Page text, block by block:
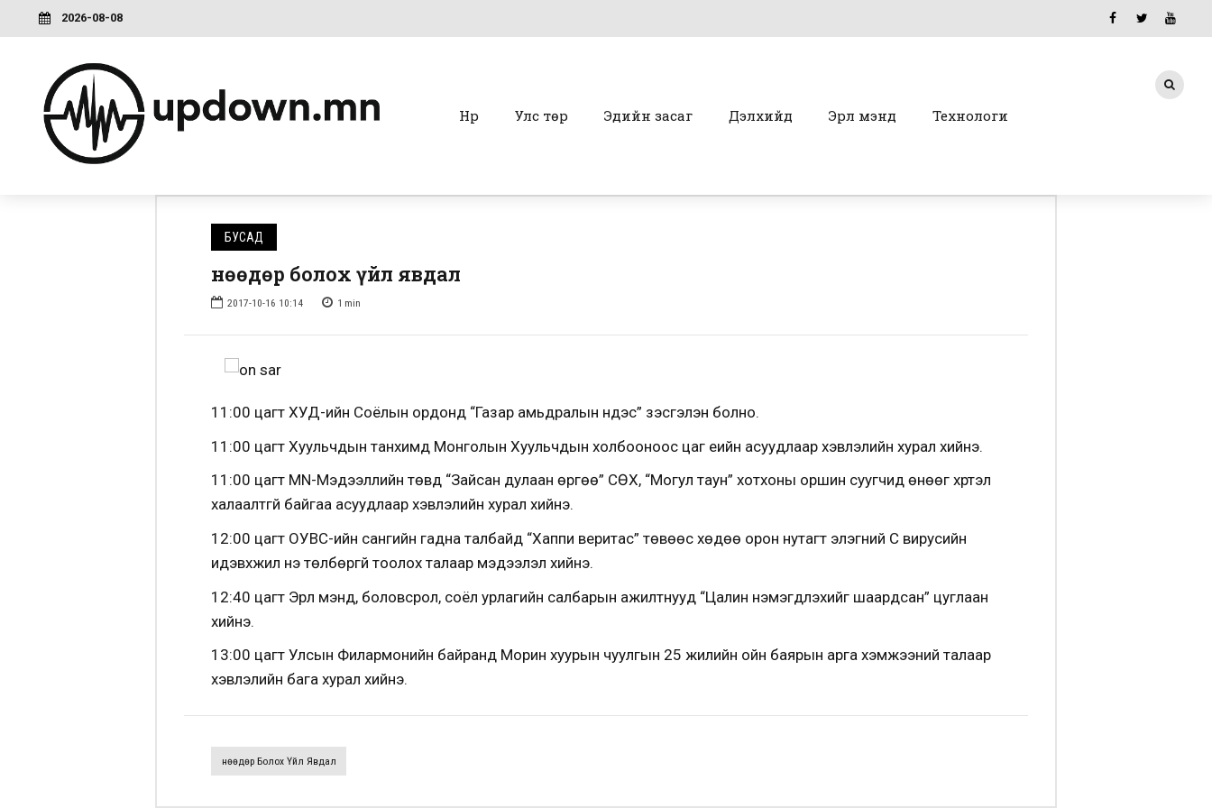
2026-08-08
Нүүр Улс төр Эдийн засаг Дэлхийд Эрүүл мэнд Технологи
БУСАД
Өнөөдөр болох үйл явдал
2017-10-16 10:14 1 min
11:00 цагт ХУД-ийн Соёлын ордонд “Газар амьдралын үндэс” үзэсгэлэн болно.
11:00 цагт Хуульчдын танхимд Монголын Хуульчдын холбооноос цаг үеийн асуудлаар хэвлэлийн хурал хийнэ.
11:00 цагт MN-Мэдээллийн төвд “Зайсан дулаан өргөө” СӨХ, “Могул таун” хотхоны оршин суугчид өнөөг хүртэл
халаалтгүй байгаа асуудлаар хэвлэлийн хурал хийнэ.
12:00 цагт ОУВС-ийн сангийн гадна талбайд “Хаппи веритас” төвөөс хөдөө орон нутагт элэгний С вирусийн
идэвхжил үнэ төлбөргүй тоолох талаар мэдээлэл хийнэ.
12:40 цагт Эрүүл мэнд, боловсрол, соёл урлагийн салбарын ажилтнууд “Цалин нэмэгдүүлэхийг шаардсан” цуглаан
хийнэ.
13:00 цагт Улсын Филармонийн байранд Морин хуурын чуулгын 25 жилийн ойн баярын арга хэмжээний талаар
хэвлэлийн бага хурал хийнэ.
Өнөөдөр Болох Үйл Явдал